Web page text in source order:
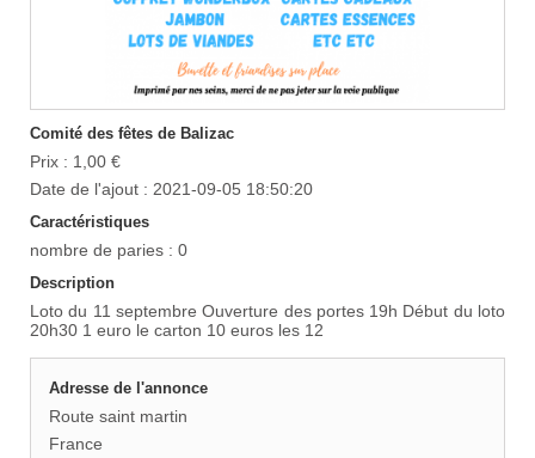
Comité des fêtes de Balizac
Prix : 1,00 €
Date de l'ajout : 2021-09-05 18:50:20
Caractéristiques
nombre de paries : 0
Description
Loto du 11 septembre Ouverture des portes 19h Début du loto
20h30 1 euro le carton 10 euros les 12
Adresse de l'annonce
Route saint martin
France